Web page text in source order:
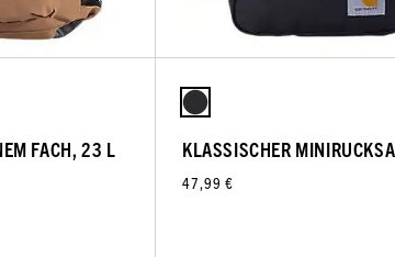
FACH, 23 L KLASSISCHER
47,99 €